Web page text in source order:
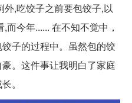
,吃饺子之前要包饺子,以
今年...... 在不知不觉中，
子的过程中。虽然包的饺
。这件事让我明白了家庭
。